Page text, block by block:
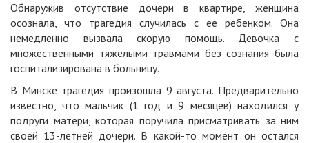
Обнаружив отсутствие дочери в квартире, женщина
осознала, что трагедия случилась с ее ребенком. Она
немедленно вызвала скорую помощь. Девочка с
множественными тяжелыми травмами без сознания была
госпитализирована в больницу.
В Минске трагедия произошла 9 августа. Предварительно
известно, что мальчик (1 год и 9 месяцев) находился у
подруги матери, которая поручила присматривать за ним
своей 13-летней дочери. В какой-то момент он остался